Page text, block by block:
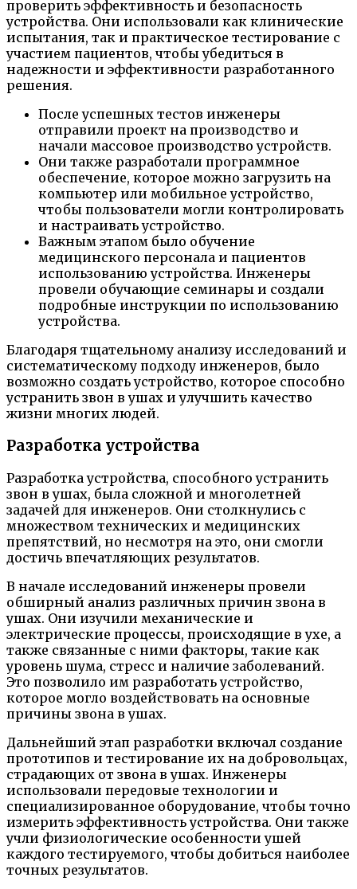
проверить эффективность и безопасность
устройства. Они использовали как клинические
испытания, так и практическое тестирование с
участием пациентов, чтобы убедиться в
надежности и эффективности разработанного
решения.
После успешных тестов инженеры
отправили проект на производство и
начали массовое производство устройств.
Они также разработали программное
обеспечение, которое можно загрузить на
компьютер или мобильное устройство,
чтобы пользователи могли контролировать
и настраивать устройство.
Важным этапом было обучение
медицинского персонала и пациентов
использованию устройства. Инженеры
провели обучающие семинары и создали
подробные инструкции по использованию
устройства.
Благодаря тщательному анализу исследований и
систематическому подходу инженеров, было
возможно создать устройство, которое способно
устранить звон в ушах и улучшить качество
жизни многих людей.
Разработка устройства
Разработка устройства, способного устранить
звон в ушах, была сложной и многолетней
задачей для инженеров. Они столкнулись с
множеством технических и медицинских
препятствий, но несмотря на это, они смогли
достичь впечатляющих результатов.
В начале исследований инженеры провели
обширный анализ различных причин звона в
ушах. Они изучили механические и
электрические процессы, происходящие в ухе, а
также связанные с ними факторы, такие как
уровень шума, стресс и наличие заболеваний.
Это позволило им разработать устройство,
которое могло воздействовать на основные
причины звона в ушах.
Дальнейший этап разработки включал создание
прототипов и тестирование их на добровольцах,
страдающих от звона в ушах. Инженеры
использовали передовые технологии и
специализированное оборудование, чтобы точно
измерить эффективность устройства. Они также
учли физиологические особенности ушей
каждого тестируемого, чтобы добиться наиболее
точных результатов.